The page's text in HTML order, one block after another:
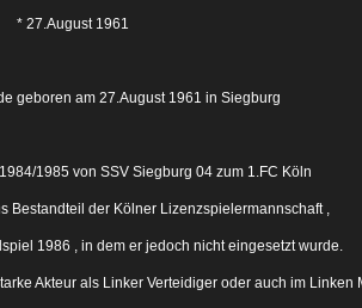
* 27.August 1961
geboren am 27.August 1961 in Siegburg
1985 von SSV Siegburg 04 zum 1.FC Köln
Bestandteil der Kölner Lizenzspielermannschaft ,
1986 , in dem er jedoch nicht eingesetzt wurde.
Akteur als Linker Verteidiger oder auch im Linken